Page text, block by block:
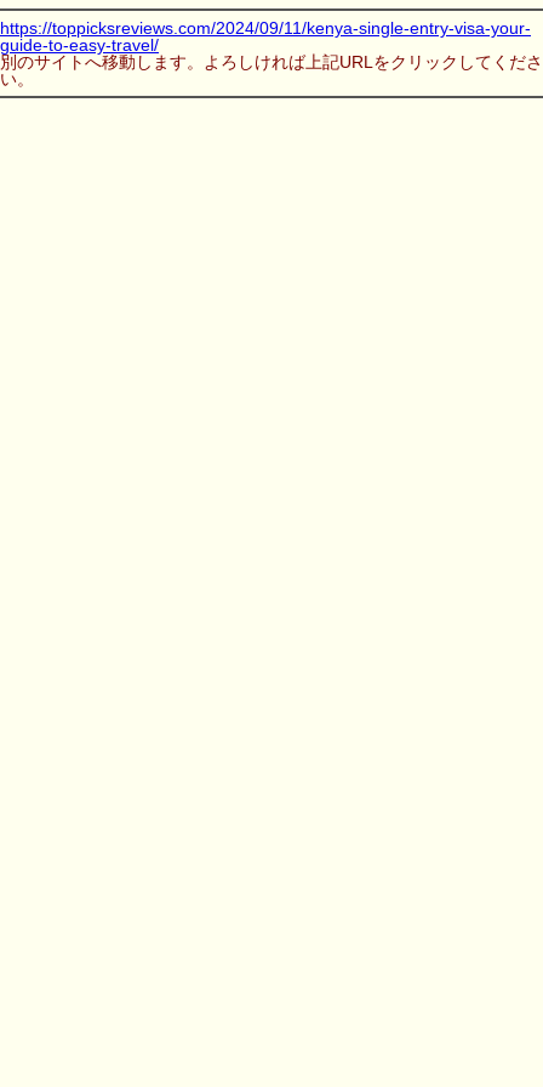
https://toppicksreviews.com/2024/09/11/kenya-single-entry-visa-your-
guide-to-easy-travel/
別のサイトへ移動します。よろしければ上記URLをクリックしてくださ
い。